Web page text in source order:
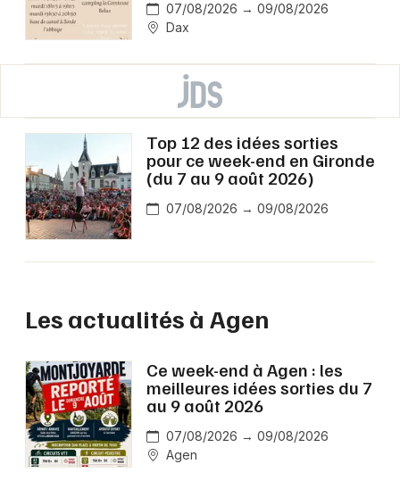
07/08/2026 → 09/08/2026
Dax
Top 12 des idées sorties
pour ce week-end en Gironde
(du 7 au 9 août 2026)
07/08/2026 → 09/08/2026
Les actualités à Agen
Ce week-end à Agen : les
meilleures idées sorties du 7
au 9 août 2026
07/08/2026 → 09/08/2026
Agen